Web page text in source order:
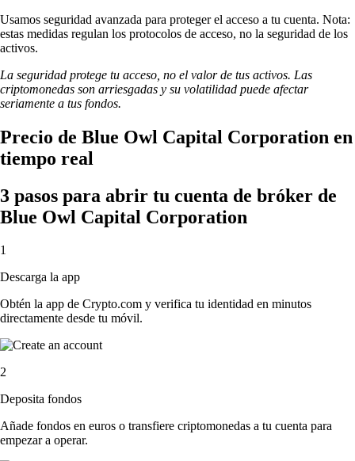
Usamos seguridad avanzada para proteger el acceso a tu cuenta. Nota:
estas medidas regulan los protocolos de acceso, no la seguridad de los
activos.
La seguridad protege tu acceso, no el valor de tus activos. Las
criptomonedas son arriesgadas y su volatilidad puede afectar
seriamente a tus fondos.
Precio de Blue Owl Capital Corporation en
tiempo real
3 pasos para abrir tu cuenta de bróker de
Blue Owl Capital Corporation
1
Descarga la app
Obtén la app de Crypto.com y verifica tu identidad en minutos
directamente desde tu móvil.
2
Deposita fondos
Añade fondos en euros o transfiere criptomonedas a tu cuenta para
empezar a operar.